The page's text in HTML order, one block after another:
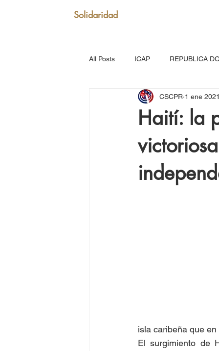
Solidaridad
All Posts ICAP REPUBLICA
SAN VICENTE Y GRANADINAS
VENEZUELA
Puerto Rico: Somos Caribe
Haití: la
CSCPR 1 ene
isla caribeña que
El surgimiento de